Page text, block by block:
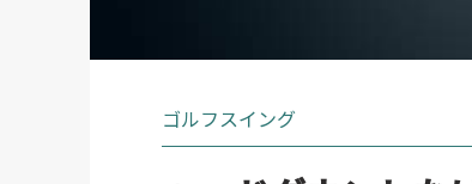
ゴルフスイング